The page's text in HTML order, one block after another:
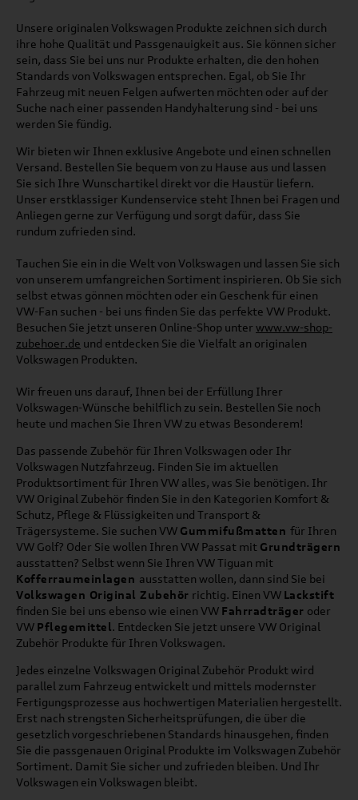
Unsere originalen Volkswagen Produkte zeichnen sich durch
ihre hohe Qualität und Passgenauigkeit aus. Sie können sicher
sein, dass Sie bei uns nur Produkte erhalten, die den hohen
Standards von Volkswagen entsprechen. Egal, ob Sie Ihr
Fahrzeug mit neuen Felgen aufwerten möchten oder auf der
Suche nach einer passenden Handyhalterung sind - bei uns
werden Sie fündig.
Wir bieten wir Ihnen exklusive Angebote und einen schnellen
Versand. Bestellen Sie bequem von zu Hause aus und lassen
Sie sich Ihre Wunschartikel direkt vor die Haustür liefern.
Unser erstklassiger Kundenservice steht Ihnen bei Fragen und
Anliegen gerne zur Verfügung und sorgt dafür, dass Sie
rundum zufrieden sind.
Tauchen Sie ein in die Welt von Volkswagen und lassen Sie sich
von unserem umfangreichen Sortiment inspirieren. Ob Sie sich
selbst etwas gönnen möchten oder ein Geschenk für einen
VW-Fan suchen - bei uns finden Sie das perfekte VW Produkt.
Besuchen Sie jetzt unseren Online-Shop unter www.vw-shop-
zubehoer.de und entdecken Sie die Vielfalt an originalen
Volkswagen Produkten.
Wir freuen uns darauf, Ihnen bei der Erfüllung Ihrer
Volkswagen-Wünsche behilflich zu sein. Bestellen Sie noch
heute und machen Sie Ihren VW zu etwas Besonderem!
Das passende Zubehör für Ihren Volkswagen oder Ihr
Volkswagen Nutzfahrzeug. Finden Sie im aktuellen
Produktsortiment für Ihren VW alles, was Sie benötigen. Ihr
VW Original Zubehör finden Sie in den Kategorien Komfort &
Schutz, Pflege & Flüssigkeiten und Transport &
Trägersysteme. Sie suchen VW Gummifußmatten für Ihren
VW Golf? Oder Sie wollen Ihren VW Passat mit Grundträgern
ausstatten? Selbst wenn Sie Ihren VW Tiguan mit
Kofferraumeinlagen ausstatten wollen, dann sind Sie bei
Volkswagen Original Zubehör richtig. Einen VW Lackstift
finden Sie bei uns ebenso wie einen VW Fahrradträger oder
VW Pflegemittel. Entdecken Sie jetzt unsere VW Original
Zubehör Produkte für Ihren Volkswagen.
Jedes einzelne Volkswagen Original Zubehör Produkt wird
parallel zum Fahrzeug entwickelt und mittels modernster
Fertigungsprozesse aus hochwertigen Materialien hergestellt.
Erst nach strengsten Sicherheitsprüfungen, die über die
gesetzlich vorgeschriebenen Standards hinausgehen, finden
Sie die passgenauen Original Produkte im Volkswagen Zubehör
Sortiment. Damit Sie sicher und zufrieden bleiben. Und Ihr
Volkswagen ein Volkswagen bleibt.